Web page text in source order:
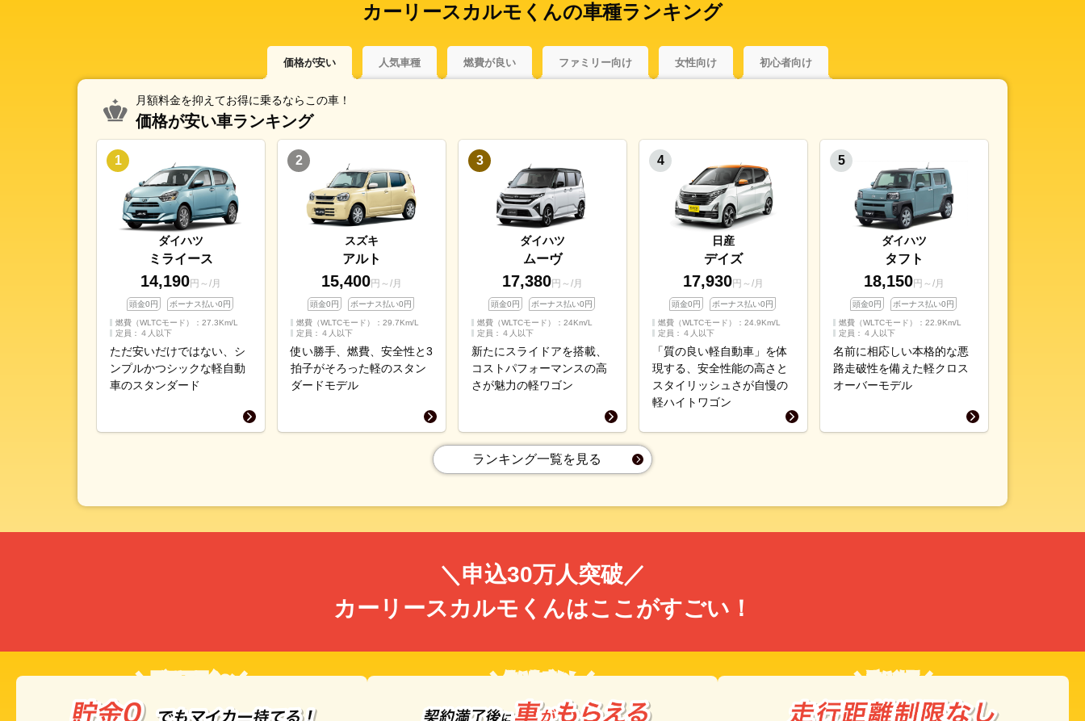
カーリースカルモくんの車種ランキング
価格が安い 人気車種 燃費が良い ファミリー向け 女性向け 初心者向け
月額料金を抑えてお得に乗るならこの車！
価格が安い車ランキング
ダイハツ
ミライース
14,190円～/月
頭金0円 ボーナス払い0円
燃費（WLTCモード）： 27.3Km/L
定員：４人以下
ただ安いだけではない、シ
ンプルかつシックな軽自動
車のスタンダード
スズキ
アルト
15,400円～/月
頭金0円 ボーナス払い0円
燃費（WLTCモード）： 29.7Km/L
定員：４人以下
使い勝手、燃費、安全性と3
拍子がそろった軽のスタン
ダードモデル
ダイハツ
ムーヴ
17,380円～/月
頭金0円 ボーナス払い0円
燃費（WLTCモード）： 24Km/L
定員：４人以下
新たにスライドアを搭載、
コストパフォーマンスの高
さが魅力の軽ワゴン
日産
デイズ
17,930円～/月
頭金0円 ボーナス払い0円
燃費（WLTCモード）： 24.9Km/L
定員：４人以下
「質の良い軽自動車」を体
現する、安全性能の高さと
スタイリッシュさが自慢の
軽ハイトワゴン
ダイハツ
タフト
18,150円～/月
頭金0円 ボーナス払い0円
燃費（WLTCモード）： 22.9Km/L
定員：４人以下
名前に相応しい本格的な悪
路走破性を備えた軽クロス
オーバーモデル
ランキング一覧を見る
＼申込30万人突破／
カーリースカルモくんはここがすごい！
＼月額1万円台〜／ ＼借り物感なし／ ＼乗り放題／